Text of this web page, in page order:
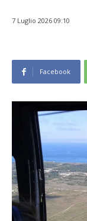
7 Luglio 2026 09:10
Facebook